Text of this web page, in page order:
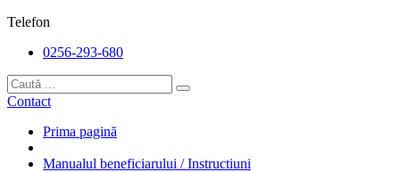
Telefon
0256-293-680
Contact
Prima pagină
Manualul beneficiarului / Instructiuni